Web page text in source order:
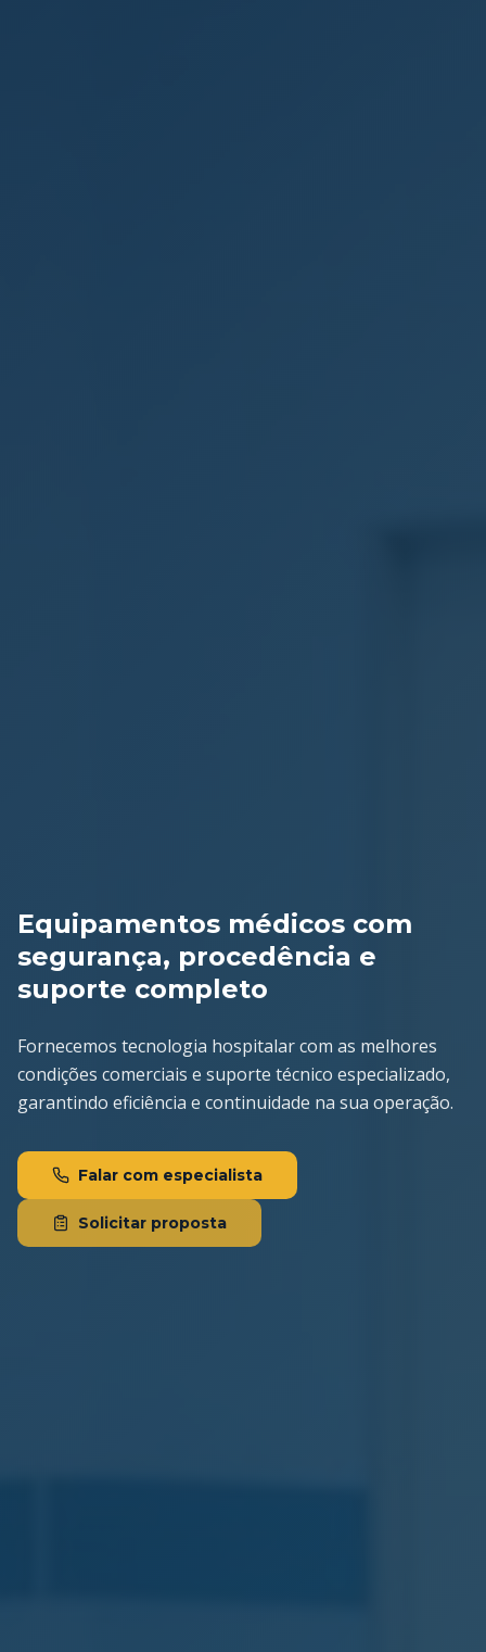
Equipamentos médicos com
segurança, procedência e
suporte completo
Fornecemos tecnologia hospitalar com as melhores
condições comerciais e suporte técnico especializado,
garantindo eficiência e continuidade na sua operação.
Falar com especialista
Solicitar proposta